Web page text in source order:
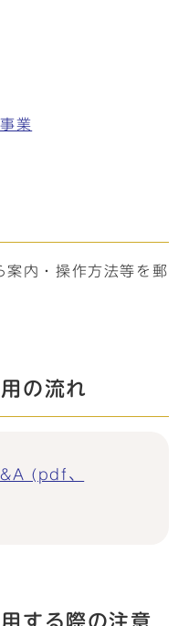
業
案内・操作方法等を郵
の流れ
(pdf、
する際の注意